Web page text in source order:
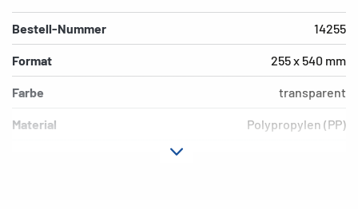
Bestell-Nummer 14255
Format 255 x 540 mm
Farbe transparent
Material Polypropylen (PP)